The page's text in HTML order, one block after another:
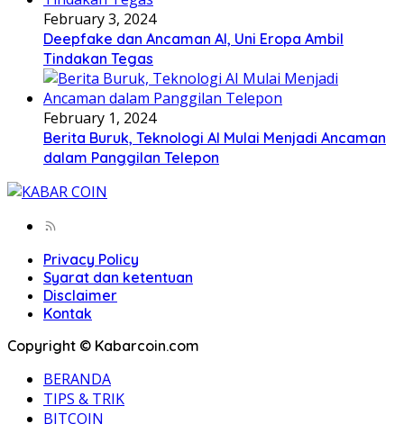
February 3, 2024
Deepfake dan Ancaman AI, Uni Eropa Ambil
Tindakan Tegas
February 1, 2024
Berita Buruk, Teknologi AI Mulai Menjadi Ancaman
dalam Panggilan Telepon
Privacy Policy
Syarat dan ketentuan
Disclaimer
Kontak
Copyright © Kabarcoin.com
BERANDA
TIPS & TRIK
BITCOIN